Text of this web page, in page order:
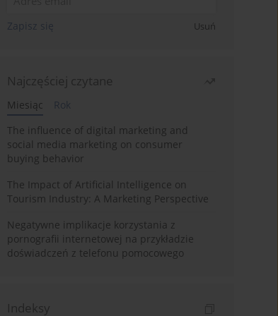
Zapisz się Usuń
Najczęściej czytane
Miesiąc
Rok
The influence of digital marketing and
social media marketing on consumer
buying behavior
The Impact of Artificial Intelligence on
Tourism Industry: A Marketing Perspective
Negatywne implikacje korzystania z
pornografii internetowej na przykładzie
doświadczeń z telefonu pomocowego
Indeksy